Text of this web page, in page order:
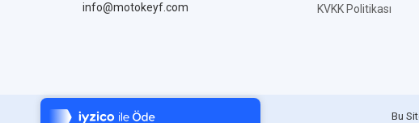
7/24 Canlı Destek
info@motokeyf.com
KVKK Politikası
Bu